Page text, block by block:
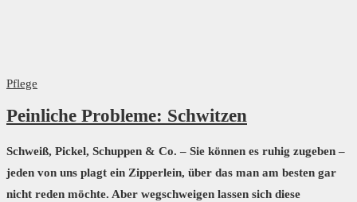
Pflege
Peinliche Probleme: Schwitzen
Schweiß, Pickel, Schuppen & Co. – Sie können es ruhig zugeben –
jeden von uns plagt ein Zipperlein, über das man am besten gar
nicht reden möchte. Aber wegschweigen lassen sich diese